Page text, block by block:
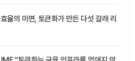
율의 이면, 토큰화가 만든 다섯 갈래 리